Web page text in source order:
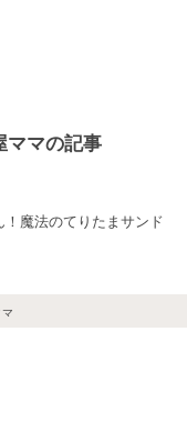
ママの記事
！魔法のてりたまサンド